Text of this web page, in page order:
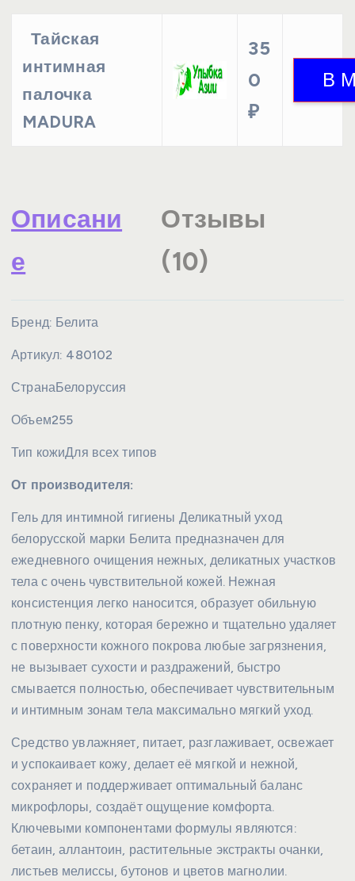
Тайская
интимная
палочка
MADURA
35
0
₽
Описани
е
Отзывы
(10)
Бренд: Белита
Артикул: 480102
СтранаБелоруссия
Объем255
Тип кожиДля всех типов
От производителя:
Гель для интимной гигиены Деликатный уход
белорусской марки Белита предназначен для
ежедневного очищения нежных, деликатных участков
тела с очень чувствительной кожей. Нежная
консистенция легко наносится, образует обильную
плотную пенку, которая бережно и тщательно удаляет
с поверхности кожного покрова любые загрязнения,
не вызывает сухости и раздражений, быстро
смывается полностью, обеспечивает чувствительным
и интимным зонам тела максимально мягкий уход.
Средство увлажняет, питает, разглаживает, освежает
и успокаивает кожу, делает её мягкой и нежной,
сохраняет и поддерживает оптимальный баланс
микрофлоры, создаёт ощущение комфорта.
Ключевыми компонентами формулы являются:
бетаин, аллантоин, растительные экстракты очанки,
листьев мелиссы, бутонов и цветов магнолии.